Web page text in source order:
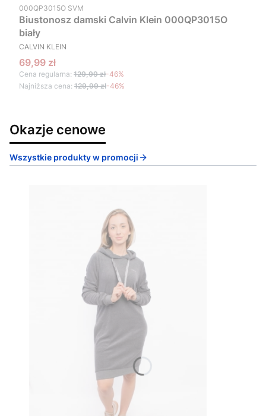
Kod produktu
000QP3015O SVM
Biustonosz damski Calvin Klein 000QP3015O
biały
PRODUCENT
CALVIN KLEIN
Cena promocyjna
69,99 zł
Cena regularna: 129,99 zł-46%
Najniższa cena: 129,99 zł-46%
Okazje cenowe
Wszystkie produkty w promocji